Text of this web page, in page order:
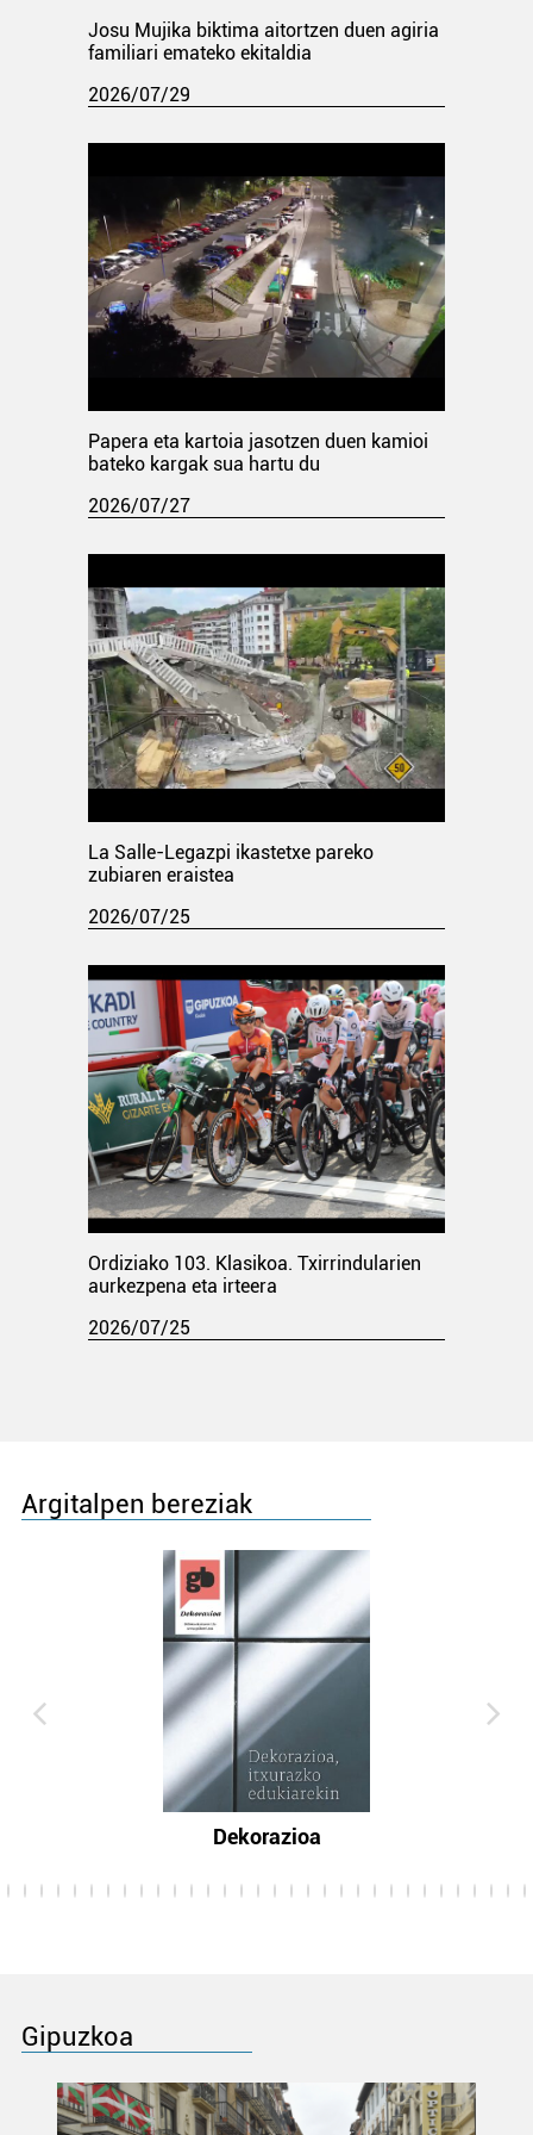
Josu Mujika biktima aitortzen duen agiria
familiari emateko ekitaldia
2026/07/29
Papera eta kartoia jasotzen duen kamioi
bateko kargak sua hartu du
2026/07/27
La Salle-Legazpi ikastetxe pareko
zubiaren eraistea
2026/07/25
Ordiziako 103. Klasikoa. Txirrindularien
aurkezpena eta irteera
2026/07/25
Argitalpen bereziak
Dekorazioa
Gipuzkoa